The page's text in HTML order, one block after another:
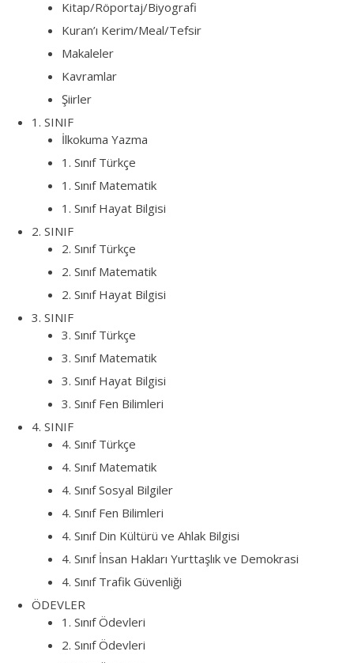
Kitap/Röportaj/Biyografi
Kuran’ı Kerim/Meal/Tefsir
Makaleler
Kavramlar
Şiirler
1. SINIF
İlkokuma Yazma
1. Sınıf Türkçe
1. Sınıf Matematik
1. Sınıf Hayat Bilgisi
2. SINIF
2. Sınıf Türkçe
2. Sınıf Matematik
2. Sınıf Hayat Bilgisi
3. SINIF
3. Sınıf Türkçe
3. Sınıf Matematik
3. Sınıf Hayat Bilgisi
3. Sınıf Fen Bilimleri
4. SINIF
4. Sınıf Türkçe
4. Sınıf Matematik
4. Sınıf Sosyal Bilgiler
4. Sınıf Fen Bilimleri
4. Sınıf Din Kültürü ve Ahlak Bilgisi
4. Sınıf İnsan Hakları Yurttaşlık ve Demokrasi
4. Sınıf Trafik Güvenliği
ÖDEVLER
1. Sınıf Ödevleri
2. Sınıf Ödevleri